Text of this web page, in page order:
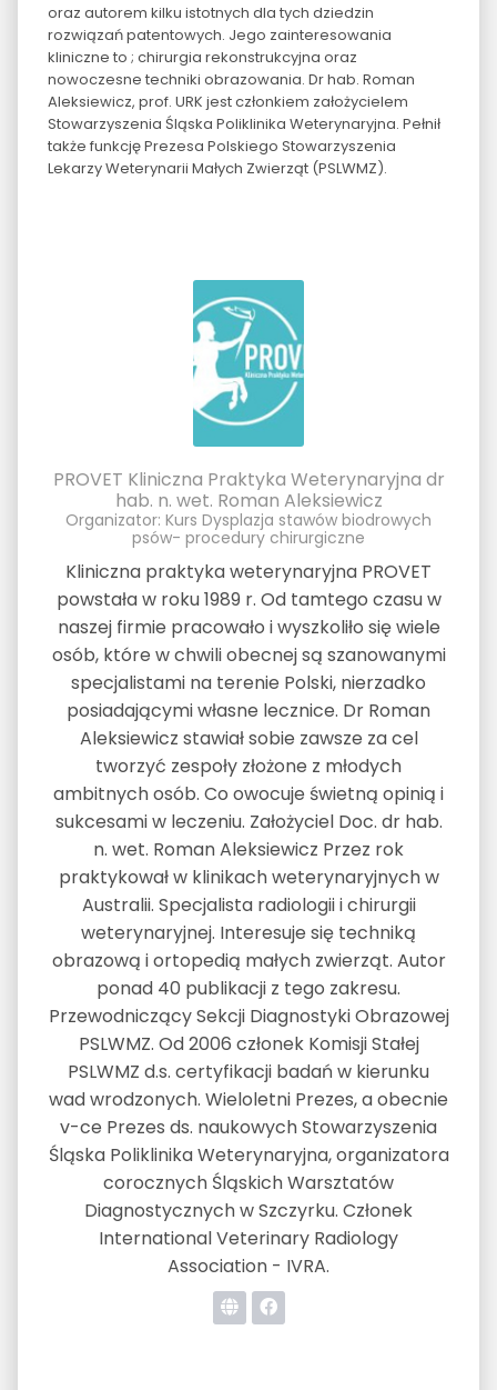
oraz autorem kilku istotnych dla tych dziedzin
rozwiązań patentowych. Jego zainteresowania
kliniczne to ; chirurgia rekonstrukcyjna oraz
nowoczesne techniki obrazowania. Dr hab. Roman
Aleksiewicz, prof. URK jest członkiem założycielem
Stowarzyszenia Śląska Poliklinika Weterynaryjna. Pełnił
także funkcję Prezesa Polskiego Stowarzyszenia
Lekarzy Weterynarii Małych Zwierząt (PSLWMZ).
PROVET Kliniczna Praktyka Weterynaryjna dr
hab. n. wet. Roman Aleksiewicz
Organizator: Kurs Dysplazja stawów biodrowych
psów- procedury chirurgiczne
Kliniczna praktyka weterynaryjna PROVET
powstała w roku 1989 r. Od tamtego czasu w
naszej firmie pracowało i wyszkoliło się wiele
osób, które w chwili obecnej są szanowanymi
specjalistami na terenie Polski, nierzadko
posiadającymi własne lecznice. Dr Roman
Aleksiewicz stawiał sobie zawsze za cel
tworzyć zespoły złożone z młodych
ambitnych osób. Co owocuje świetną opinią i
sukcesami w leczeniu. Założyciel Doc. dr hab.
n. wet. Roman Aleksiewicz Przez rok
praktykował w klinikach weterynaryjnych w
Australii. Specjalista radiologii i chirurgii
weterynaryjnej. Interesuje się techniką
obrazową i ortopedią małych zwierząt. Autor
ponad 40 publikacji z tego zakresu.
Przewodniczący Sekcji Diagnostyki Obrazowej
PSLWMZ. Od 2006 członek Komisji Stałej
PSLWMZ d.s. certyfikacji badań w kierunku
wad wrodzonych. Wieloletni Prezes, a obecnie
v-ce Prezes ds. naukowych Stowarzyszenia
Śląska Poliklinika Weterynaryjna, organizatora
corocznych Śląskich Warsztatów
Diagnostycznych w Szczyrku. Członek
International Veterinary Radiology
Association - IVRA.